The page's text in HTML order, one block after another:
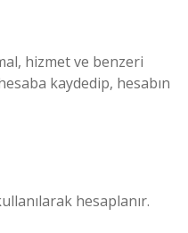
hizmet ve benzeri
kaydedip, hesabın
hesaplanır.